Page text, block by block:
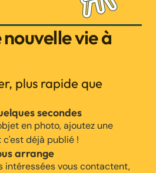
vie à
plus rapide que
secondes
en photo, ajoutez une
déjà publié !
arrange
intéressées vous contactent,